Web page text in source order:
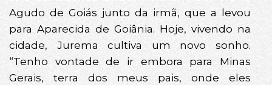
Agudo de Goiás junto da irmã, que a levou
para Aparecida de Goiânia. Hoje, vivendo na
cidade, Jurema cultiva um novo sonho.
“Tenho vontade de ir embora para Minas
Gerais, terra dos meus pais, onde eles